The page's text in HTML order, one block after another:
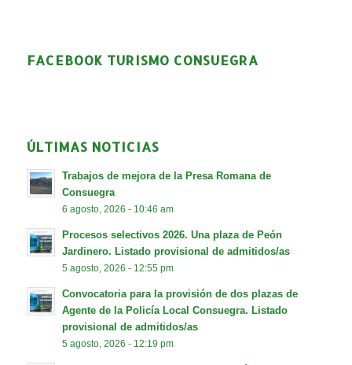
FACEBOOK TURISMO CONSUEGRA
ÚLTIMAS NOTICIAS
Trabajos de mejora de la Presa Romana de
Consuegra
6 agosto, 2026 - 10:46 am
Procesos selectivos 2026. Una plaza de Peón
Jardinero. Listado provisional de admitidos/as
5 agosto, 2026 - 12:55 pm
Convocatoria para la provisión de dos plazas de
Agente de la Policía Local Consuegra. Listado
provisional de admitidos/as
5 agosto, 2026 - 12:19 pm